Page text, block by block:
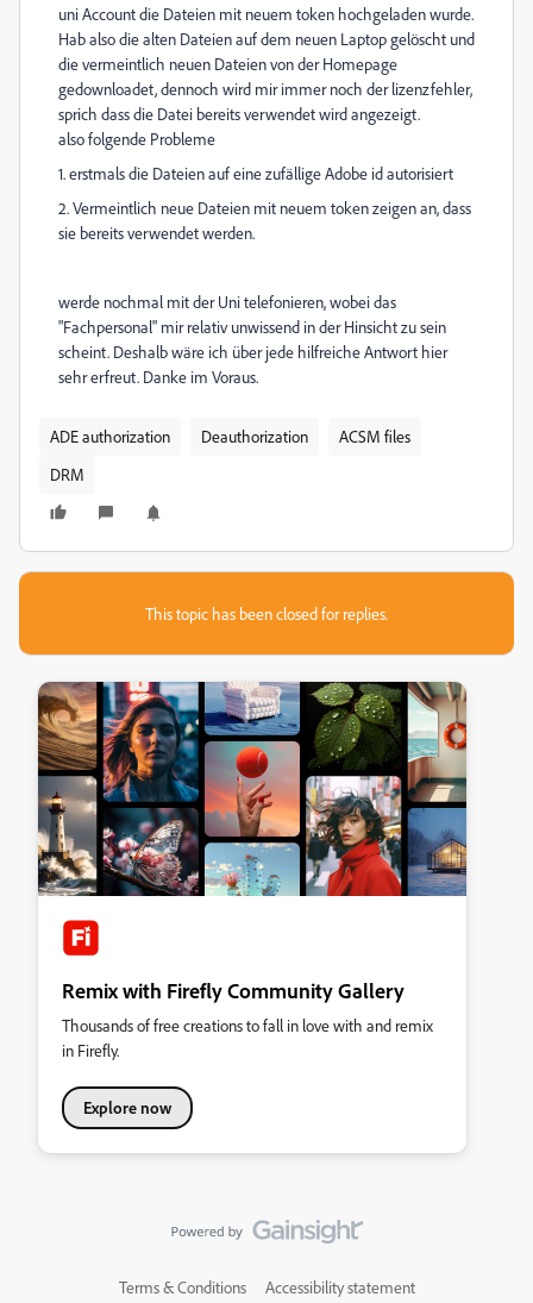
uni Account die Dateien mit neuem token hochgeladen wurde.
Hab also die alten Dateien auf dem neuen Laptop gelöscht und
die vermeintlich neuen Dateien von der Homepage
gedownloadet, dennoch wird mir immer noch der lizenzfehler,
sprich dass die Datei bereits verwendet wird angezeigt.
also folgende Probleme
1. erstmals die Dateien auf eine zufällige Adobe id autorisiert
2. Vermeintlich neue Dateien mit neuem token zeigen an, dass
sie bereits verwendet werden.
werde nochmal mit der Uni telefonieren, wobei das
"Fachpersonal" mir relativ unwissend in der Hinsicht zu sein
scheint. Deshalb wäre ich über jede hilfreiche Antwort hier
sehr erfreut. Danke im Voraus.
ADE authorization Deauthorization
ACSM files
DRM
This topic has been closed for replies.
Remix with Firefly Community Gallery
Thousands of free creations to fall in love with and remix
in Firefly.
Explore now
Terms & Conditions Accessibility statement